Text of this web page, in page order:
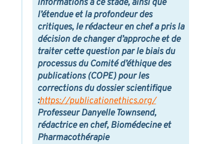
informations à ce stade,ainsi que
l’étendue et la profondeur des
critiques, le rédacteur en chef a pris la
décision de changer d’approche et de
traiter cette question par le biais du
processus du Comité d’éthique des
publications (COPE) pour les
corrections du dossier scientifique
:https://publicationethics.org/
Professeur Danyelle Townsend,
rédactrice en chef,Biomédecine et
Pharmacothérapie